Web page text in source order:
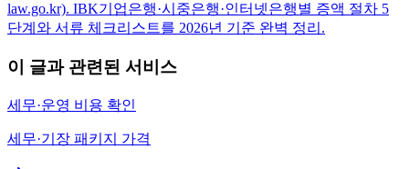
law.go.kr). IBK기업은행·시중은행·인터넷은행별 증액 절차 5
단계와 서류 체크리스트를 2026년 기준 완벽 정리.
이 글과 관련된 서비스
세무·운영 비용 확인
세무·기장 패키지 가격